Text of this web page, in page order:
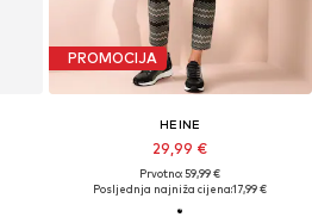
PROMOCIJA
HEINE
29,99 €
Prvotno: 59,99 €
Posljednja najniža cijena:17,99 €